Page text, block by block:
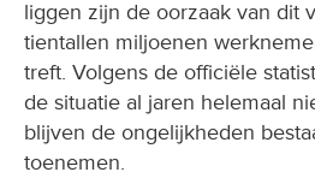
liggen zijn de oorzaak van dit
tientallen miljoenen
treft. Volgens de officiële
de situatie al jaren helemaal
blijven de ongelijkheden
toenemen.